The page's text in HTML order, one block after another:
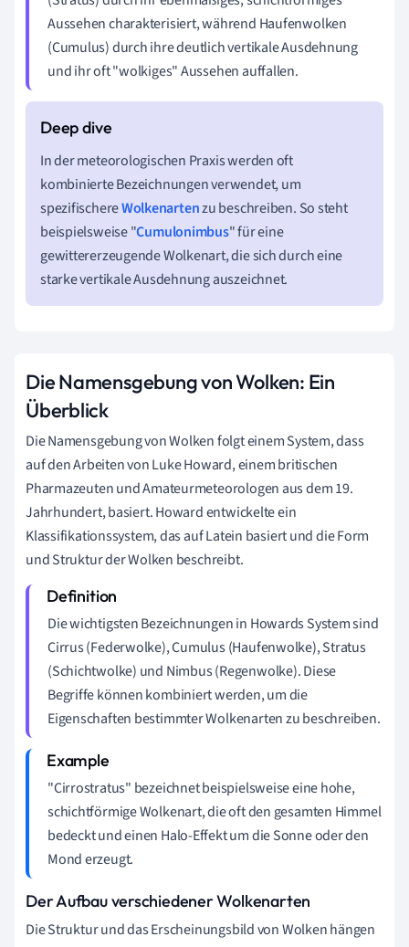
Aussehen charakterisiert, während Haufenwolken
(Cumulus) durch ihre deutlich vertikale Ausdehnung
und ihr oft "wolkiges" Aussehen auffallen.
In der meteorologischen Praxis werden oft
kombinierte Bezeichnungen verwendet, um
spezifischereWolkenartenzu beschreiben. So steht
beispielsweise "Cumulonimbus" für eine
gewittererzeugende Wolkenart, die sich durch eine
starke vertikale Ausdehnung auszeichnet.
Die Namensgebung von Wolken: Ein
Überblick
Die Namensgebung von Wolken folgt einem System, dass
auf den Arbeiten von Luke Howard, einem britischen
Pharmazeuten und Amateurmeteorologen aus dem 19.
Jahrhundert, basiert. Howard entwickelte ein
Klassifikationssystem, das auf Latein basiert und die Form
und Struktur der Wolken beschreibt.
Die wichtigsten Bezeichnungen in Howards System sind
Cirrus (Federwolke), Cumulus (Haufenwolke), Stratus
(Schichtwolke) und Nimbus (Regenwolke). Diese
Begriffe können kombiniert werden, um die
Eigenschaften bestimmter Wolkenarten zu beschreiben.
"Cirrostratus" bezeichnet beispielsweise eine hohe,
schichtförmige Wolkenart, die oft den gesamten Himmel
bedeckt und einen Halo-Effekt um die Sonne oder den
Mond erzeugt.
Der Aufbau verschiedener Wolkenarten
Die Struktur und das Erscheinungsbild von Wolken hängen